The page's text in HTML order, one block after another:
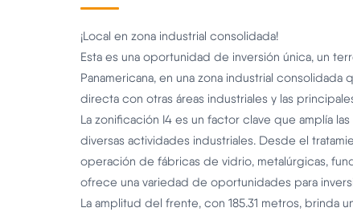
¡Local en zona industrial consolidada!
Esta es una oportunidad de inversión única, un
Panamericana, en una zona industrial
directa con otras áreas industriales y las
La zonificación I4 es un factor clave que amplía
diversas actividades industriales. Desde el
operación de fábricas de vidrio, metalúrgicas,
ofrece una variedad de oportunidades para
La amplitud del frente, con 185.31 metros, brinda